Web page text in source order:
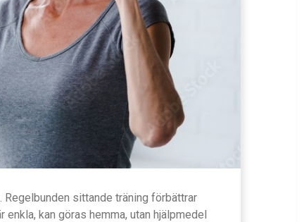
Regelbunden sittande träning förbättrar
kan göras hemma, utan hjälpmedel